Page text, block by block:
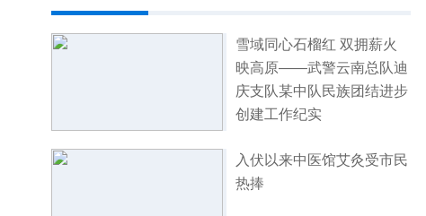
雪域同心石榴红 双拥薪火
映高原——武警云南总队迪
庆支队某中队民族团结进步
创建工作纪实
入伏以来中医馆艾灸受市民
热捧